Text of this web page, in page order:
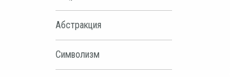
Абстракция
Символизм